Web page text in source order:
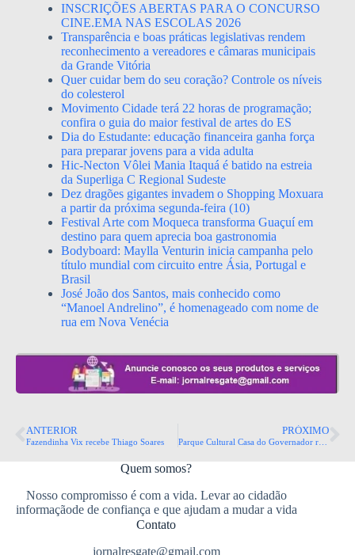
INSCRIÇÕES ABERTAS PARA O CONCURSO
CINE.EMA NAS ESCOLAS 2026
Transparência e boas práticas legislativas rendem
reconhecimento a vereadores e câmaras municipais
da Grande Vitória
Quer cuidar bem do seu coração? Controle os níveis
do colesterol
Movimento Cidade terá 22 horas de programação;
confira o guia do maior festival de artes do ES
Dia do Estudante: educação financeira ganha força
para preparar jovens para a vida adulta
Hic-Necton Vôlei Mania Itaquá é batido na estreia
da Superliga C Regional Sudeste
Dez dragões gigantes invadem o Shopping Moxuara
a partir da próxima segunda-feira (10)
Festival Arte com Moqueca transforma Guaçuí em
destino para quem aprecia boa gastronomia
Bodyboard: Maylla Venturin inicia campanha pelo
título mundial com circuito entre Ásia, Portugal e
Brasil
José João dos Santos, mais conhecido como
“Manoel Andrelino”, é homenageado com nome de
rua em Nova Venécia
ANTERIOR
Fazendinha Vix recebe Thiago Soares
PRÓXIMO
Parque Cultural Casa do Governador recebe Vale Música Jazz Band e Os Garotin nesta quarta-feira (15)
Quem somos?
Nosso compromisso é com a vida. Levar ao cidadão
informaçãode de confiança e que ajudam a mudar a vida
Contato
jornalresgate@gmail.com